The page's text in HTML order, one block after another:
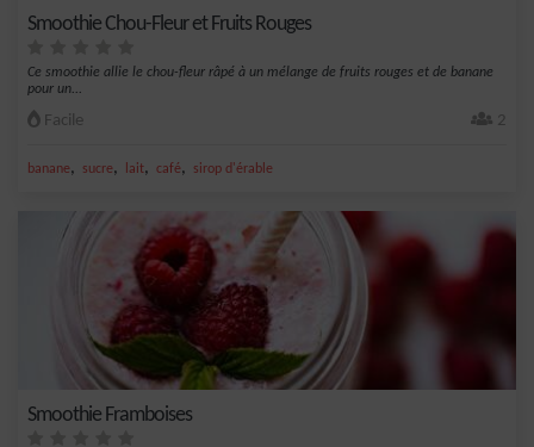
Smoothie Chou-Fleur et Fruits Rouges
Ce smoothie allie le chou-fleur râpé à un mélange de fruits rouges et de banane
pour un...
Facile 2
banane, sucre, lait, café, sirop d'érable
Smoothie Framboises